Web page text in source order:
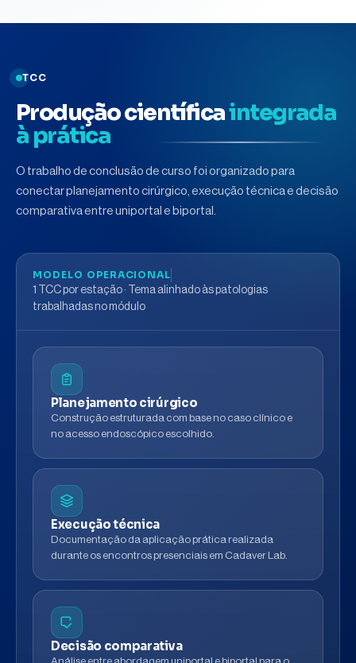
TCC
Produção científicaintegrada
à prática
O trabalho de conclusão de curso foi organizado para
conectar planejamento cirúrgico, execução técnica e decisão
comparativa entre uniportal e biportal.
MODELO OPERACIONAL
1 TCC por estação · Tema alinhado às patologias
trabalhadas no módulo
Planejamento cirúrgico
Construção estruturada com base no caso clínico e
no acesso endoscópico escolhido.
Execução técnica
Documentação da aplicação prática realizada
durante os encontros presenciais em Cadaver Lab.
Decisão comparativa
Análise entre abordagem uniportal e biportal para o